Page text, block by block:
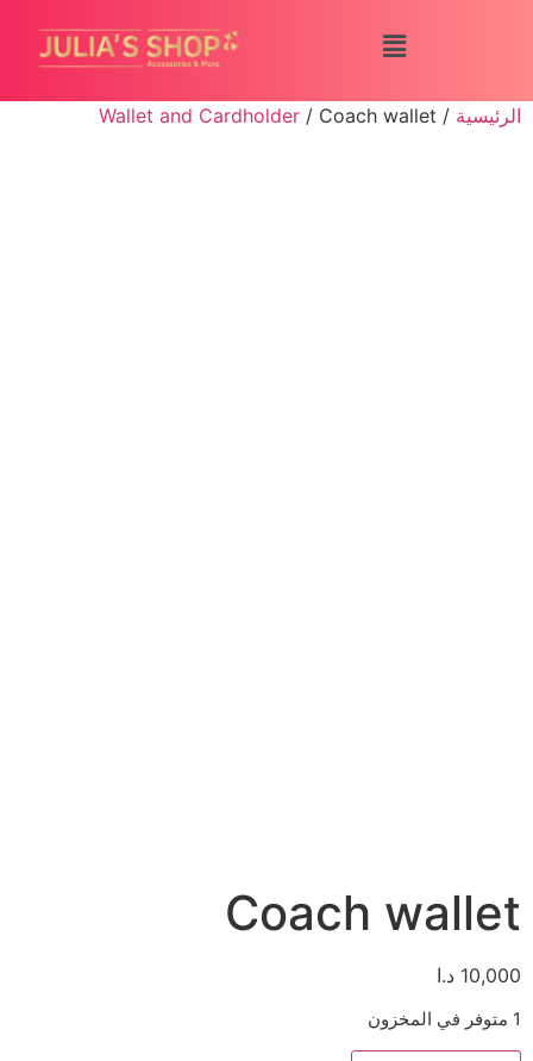
الرئيسية /
Wallet and Cardholder / Coach wallet
Coach wallet
10,000 د.ا
1 متوفر في المخزون